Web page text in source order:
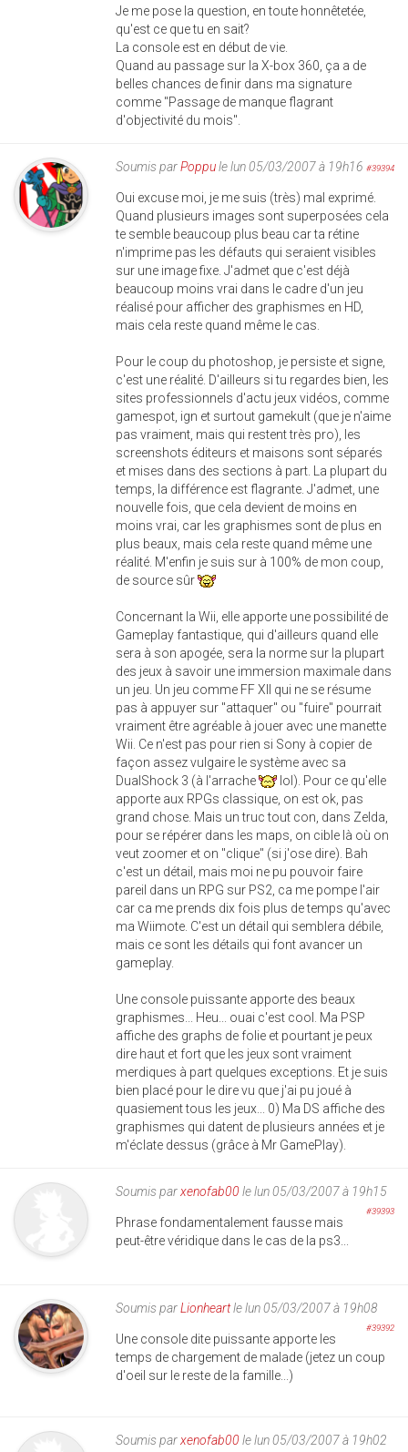
Je me pose la question, en toute honnêtetée,
qu'est ce que tu en sait?
La console est en début de vie.
Quand au passage sur la X-box 360, ça a de
belles chances de finir dans ma signature
comme "Passage de manque flagrant
d'objectivité du mois".
Soumis parPoppule lun 05/03/2007 à 19h16 #39394
Oui excuse moi, je me suis (très) mal exprimé.
Quand plusieurs images sont superposées cela
te semble beaucoup plus beau car ta rétine
n'imprime pas les défauts qui seraient visibles
sur une image fixe. J'admet que c'est déjà
beaucoup moins vrai dans le cadre d'un jeu
réalisé pour afficher des graphismes en HD,
mais cela reste quand même le cas.
Pour le coup du photoshop, je persiste et signe,
c'est une réalité. D'ailleurs si tu regardes bien, les
sites professionnels d'actu jeux vidéos, comme
gamespot, ign et surtout gamekult (que je n'aime
pas vraiment, mais qui restent très pro), les
screenshots éditeurs et maisons sont séparés
et mises dans des sections à part. La plupart du
temps, la différence est flagrante. J'admet, une
nouvelle fois, que cela devient de moins en
moins vrai, car les graphismes sont de plus en
plus beaux, mais cela reste quand même une
réalité. M'enfin je suis sur à 100% de mon coup,
de source sûr
Concernant la Wii, elle apporte une possibilité de
Gameplay fantastique, qui d'ailleurs quand elle
sera à son apogée, sera la norme sur la plupart
des jeux à savoir une immersion maximale dans
un jeu. Un jeu comme FF XII qui ne se résume
pas à appuyer sur "attaquer" ou "fuire" pourrait
vraiment être agréable à jouer avec une manette
Wii. Ce n'est pas pour rien si Sony à copier de
façon assez vulgaire le système avec sa
DualShock 3 (à l'arrache
lol). Pour ce qu'elle
apporte aux RPGs classique, on est ok, pas
grand chose. Mais un truc tout con, dans Zelda,
pour se répérer dans les maps, on cible là où on
veut zoomer et on "clique" (si j'ose dire). Bah
c'est un détail, mais moi ne pu pouvoir faire
pareil dans un RPG sur PS2, ca me pompe l'air
car ca me prends dix fois plus de temps qu'avec
ma Wiimote. C'est un détail qui semblera débile,
mais ce sont les détails qui font avancer un
gameplay.
Une console puissante apporte des beaux
graphismes... Heu... ouai c'est cool. Ma PSP
affiche des graphs de folie et pourtant je peux
dire haut et fort que les jeux sont vraiment
merdiques à part quelques exceptions. Et je suis
bien placé pour le dire vu que j'ai pu joué à
quasiement tous les jeux... 0) Ma DS affiche des
graphismes qui datent de plusieurs années et je
m'éclate dessus (grâce à Mr GamePlay).
Soumis parxenofab00 le lun 05/03/2007 à 19h15
#39393
Phrase fondamentalement fausse mais
peut-être véridique dans le cas de la ps3...
Soumis parLionheartle lun 05/03/2007 à 19h08
#39392
Une console dite puissante apporte les
temps de chargement de malade (jetez un coup
d'oeil sur le reste de la famille...)
Soumis parxenofab00 le lun 05/03/2007 à 19h02